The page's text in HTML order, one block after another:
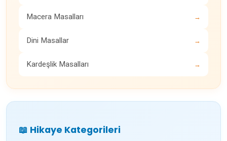
Macera Masalları →
Dini Masallar →
Kardeşlik Masalları →
📖 Hikaye Kategorileri